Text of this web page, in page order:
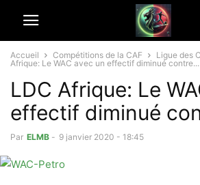
Accueil Compétitions de la CAF Ligue des
Afrique: Le WAC avec un effectif diminué contre...
LDC Afrique: Le
effectif diminué
Par ELMB - 9 janvier 2020 - 18:45